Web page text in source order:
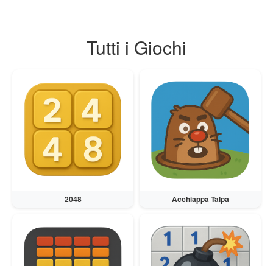
Norsk
Dansk
Suomi
Ελληνικά
Română
Magyar
Tutti i Giochi
2048 Acchiappa Talpa